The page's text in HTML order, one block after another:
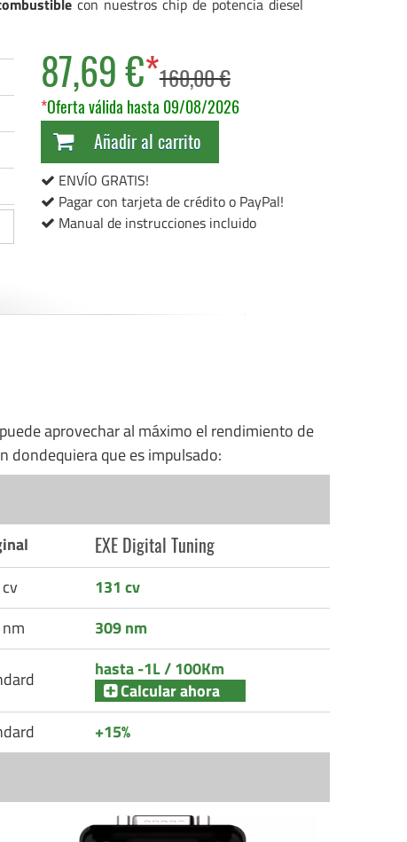
con nuestros chip de potencia diesel
87,69 €*160,00 €
*Oferta válida hasta 09/08/2026
Añadir al carrito
ENVÍO GRATIS!
Pagar con tarjeta de crédito o PayPal!
Manual de instrucciones incluido
aprovechar al máximo el rendimiento de
dondequiera que es impulsado:
EXE Digital Tuning
131 cv
309 nm
hasta -1L / 100Km
Calcular ahora
+15%